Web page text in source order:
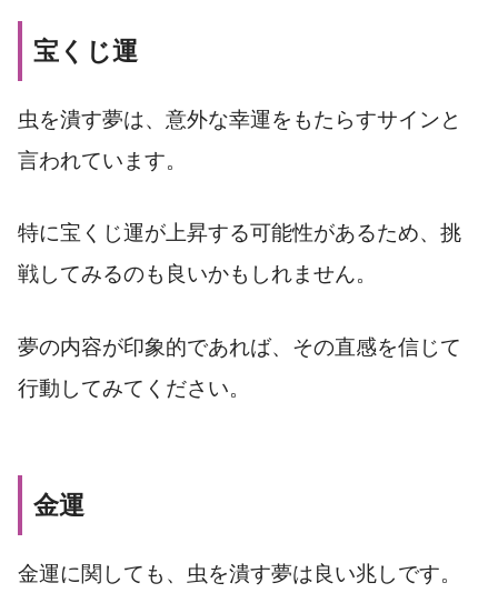
宝くじ運
虫を潰す夢は、意外な幸運をもたらすサインと
言われています。
特に宝くじ運が上昇する可能性があるため、挑
戦してみるのも良いかもしれません。
夢の内容が印象的であれば、その直感を信じて
行動してみてください。
金運
金運に関しても、虫を潰す夢は良い兆しです。